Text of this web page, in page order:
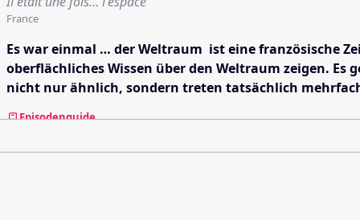
France
Es war einmal … der Weltraum ist eine französische
oberflächliches Wissen über den Weltraum zeigen.
nicht nur ähnlich, sondern treten tatsächlich
Episodenguide